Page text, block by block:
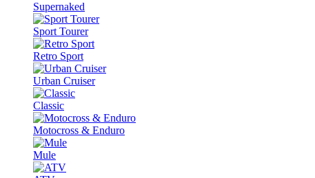
Supernaked
Sport Tourer
Retro Sport
Urban Cruiser
Classic
Motocross & Enduro
Mule